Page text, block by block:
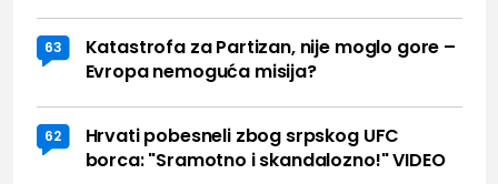
63
Katastrofa za Partizan, nije moglo gore –
Evropa nemoguća misija?
62
Hrvati pobesneli zbog srpskog UFC
borca: "Sramotno i skandalozno!" VIDEO